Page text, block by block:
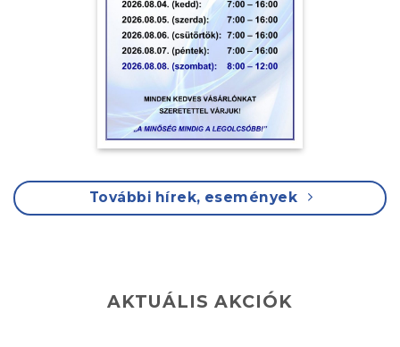
További hírek, események
AKTUÁLIS AKCIÓK